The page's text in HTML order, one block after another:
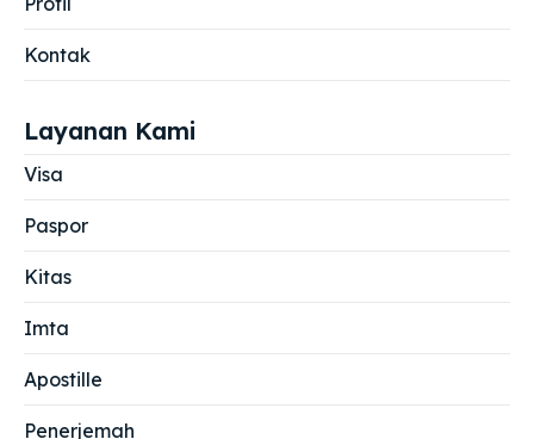
Kontak
Layanan Kami
Visa
Paspor
Kitas
Imta
Apostille
Penerjemah